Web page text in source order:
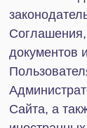
4. Безопасность,
ограничения
4.1. Пользователь
что Сайт, его
возможности и
условиях «как
предоставляет
последствий
взаимодействия